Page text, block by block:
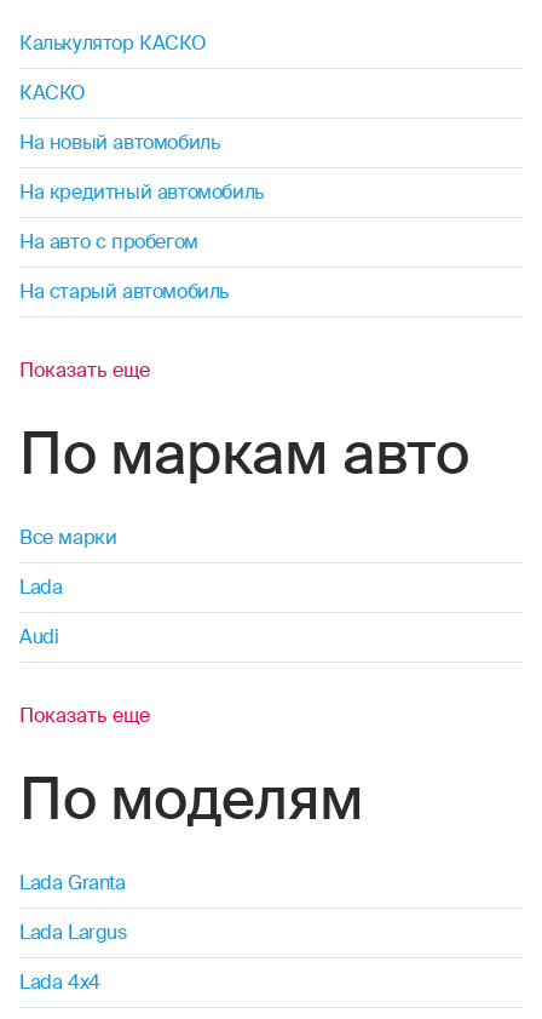
Калькулятор КАСКО
КАСКО
На новый автомобиль
На кредитный автомобиль
На авто с пробегом
На старый автомобиль
Показать еще
По маркам авто
Все марки
Lada
Audi
Показать еще
По моделям
Lada Granta
Lada Largus
Lada 4x4